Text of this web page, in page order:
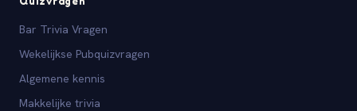
Bar Trivia Vragen
Wekelijkse Pubquizvragen
Algemene kennis
Makkelijke trivia